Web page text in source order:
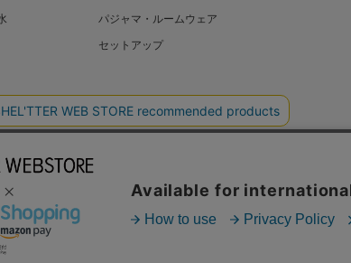
パジャマ・ルームウェア
セットアップ
LIMITED SHEL’TTER GREEN
BAROQUE JAPAN LIMITED ALL RIGHTS RESERVED.